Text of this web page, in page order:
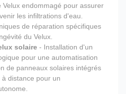
Velux endommagé pour assurer
les infiltrations d'eau.
de réparation spécifiques
du Velux.
solaire - Installation d'un
pour une automatisation
de panneaux solaires intégrés
distance pour un